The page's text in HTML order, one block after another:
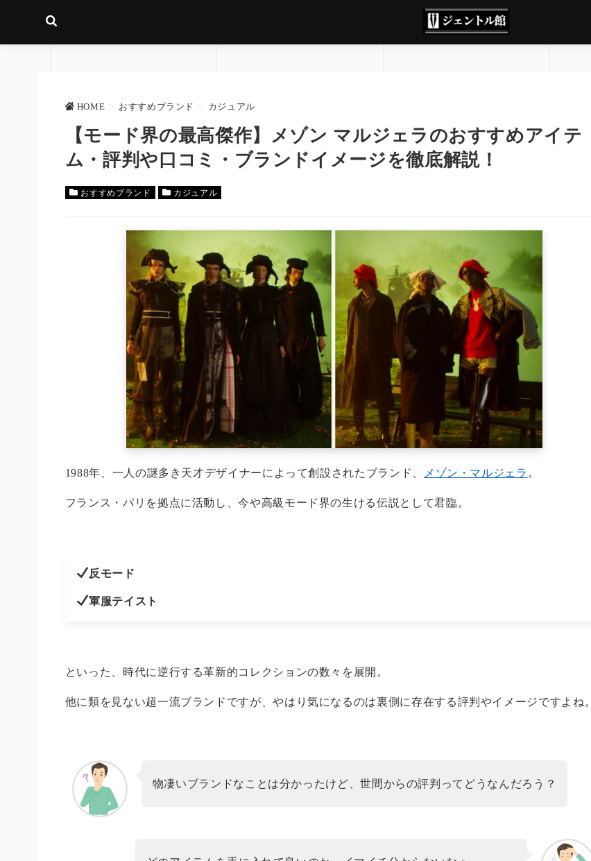
HOME おすすめブランド カジュアル
【モード界の最高傑作】メゾン マルジェラのおすすめアイテ
ム・評判や口コミ・ブランドイメージを徹底解説！
おすすめブランド カジュアル
1988年、一人の謎多き天才デザイナーによって創設されたブランド、 メゾン・マルジェラ 。
フランス・パリを拠点に活動し、今や高級モード界の生ける伝説として君臨。
反モード
軍服テイスト
といった、時代に逆行する革新的コレクションの数々を展開。
他に類を見ない超一流ブランドですが、やはり気になるのは裏側に存在する評判やイメージですよね。
物凄いブランドなことは分かったけど、世間からの評判ってどうなんだろう？